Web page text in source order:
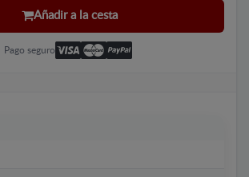
Añadir a la cesta
Pago seguro